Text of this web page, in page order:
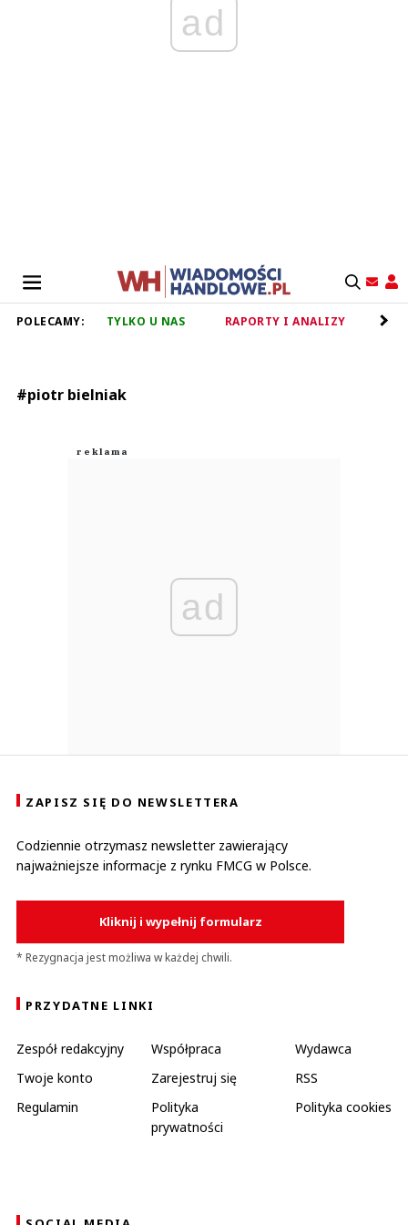
ad
POLECAMY: TYLKO U NAS RAPORTY I ANALIZY
#piotr bielniak
ad
ZAPISZ SIĘ DO NEWSLETTERA
Codziennie otrzymasz newsletter zawierający
najważniejsze informacje z rynku FMCG w Polsce.
Kliknij i wypełnij formularz
* Rezygnacja jest możliwa w każdej chwili.
PRZYDATNE LINKI
Zespół redakcyjny Współpraca
Wydawca
Twoje konto
Zarejestruj się
RSS
Regulamin
Polityka
prywatności
Polityka cookies